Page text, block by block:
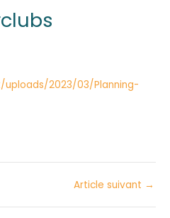
2023/03/Planning-
Article suivant →